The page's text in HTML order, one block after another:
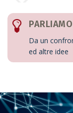
Da un
ed altre idee